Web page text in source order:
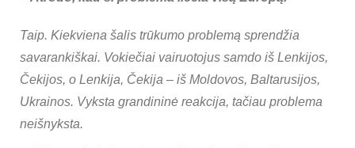
Taip. Kiekviena šalis trūkumo problemą sprendžia
savarankiškai. Vokiečiai vairuotojus samdo iš Lenkijos,
Čekijos, o Lenkija, Čekija – iš Moldovos, Baltarusijos,
Ukrainos. Vyksta grandininė reakcija, tačiau problema
neišnyksta.